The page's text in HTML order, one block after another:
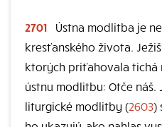
2701
Ústna modlitba je
kresťanského života.
ktorých priťahovala tichá
ústnu modlitbu: Otče náš.
liturgické modlitby (2603)